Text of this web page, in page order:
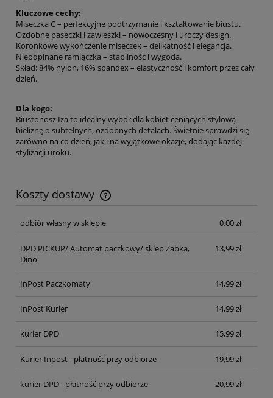
Kluczowe cechy:
Miseczka C – perfekcyjne podtrzymanie i kształtowanie biustu.
Ozdobne paseczki i zawieszki – nowoczesny i uroczy design.
Koronkowe wykończenie miseczek – delikatność i elegancja.
Nieodpinane ramiączka – stabilność i wygoda.
Skład: 84% nylon, 16% spandex – elastyczność i komfort przez cały
dzień.
Dla kogo:
Biustonosz Iza to idealny wybór dla kobiet ceniących stylową
bieliznę o subtelnych, ozdobnych detalach. Świetnie sprawdzi się
zarówno na co dzień, jak i na wyjątkowe okazje, dodając każdej
stylizacji uroku.
Koszty dostawy
Cena nie zawiera ewentualnych kosztów płatności
odbiór własny w sklepie
0,00 zł
DPD PICKUP/ Automat paczkowy/ sklep Żabka,
Dino
13,99 zł
InPost Paczkomaty 14,99 zł
InPost Kurier 14,99 zł
kurier DPD 15,99 zł
Kurier Inpost - płatność przy odbiorze 19,99 zł
kurier DPD - płatność przy odbiorze 20,99 zł